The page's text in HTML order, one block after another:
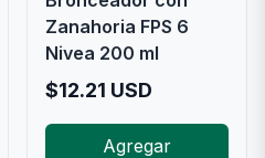
Zanahoria FPS 6
Nivea 200 ml
$12.21 USD
Agregar